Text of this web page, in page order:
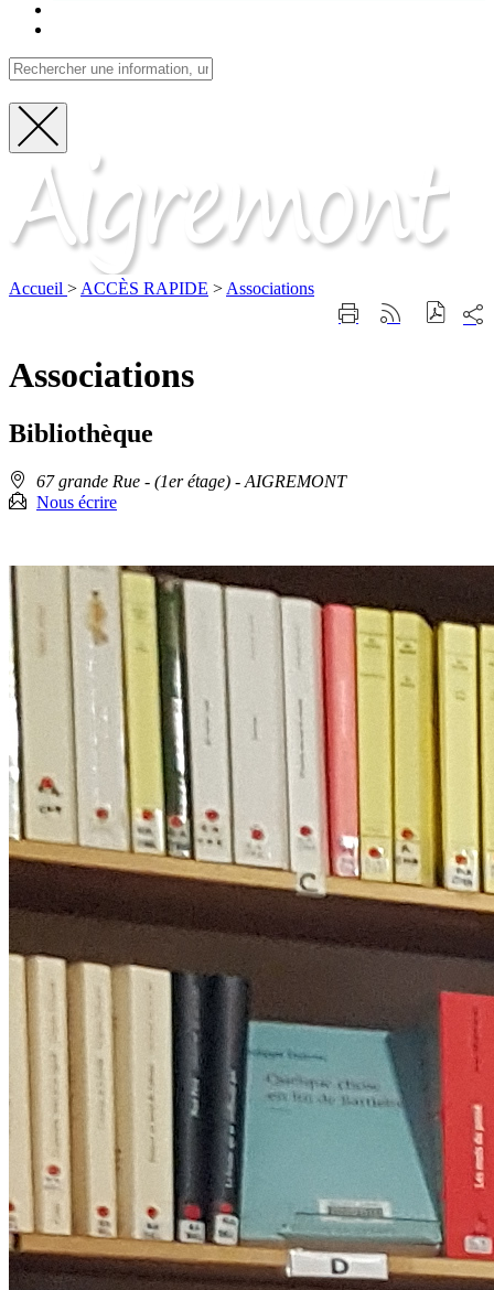
Fermer
recherche
Accueil > ACCÈS RAPIDE > Associations
ImprimerGénérer
sur
Associations
Bibliothèque
Adresse
:
67 grande Rue - (1er étage) - AIGREMONT
Nous écrire